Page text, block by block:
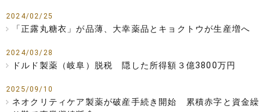
2024/02/25
「正露丸糖衣」が品薄、大幸薬品とキョクトウが生産増へ
2024/03/28
ドルド製薬（岐阜）脱税 隠した所得額３億3800万円
2025/09/10
ネオクリティケア製薬が破産手続き開始 累積赤字と資金繰